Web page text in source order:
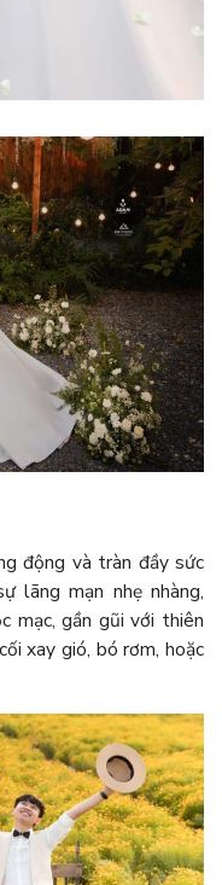
động và tràn đầy sức
lãng mạn nhẹ nhàng,
mạc, gần gũi với thiên
xay gió, bó rơm, hoặc